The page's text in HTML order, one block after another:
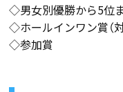
◇男女別優勝から5位
◇ホールインワン賞（
◇参加賞